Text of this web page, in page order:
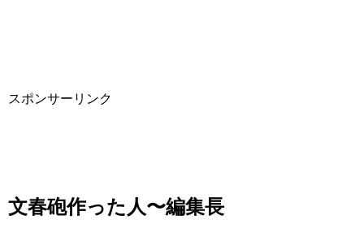
スポンサーリンク
文春砲作った人〜編集長